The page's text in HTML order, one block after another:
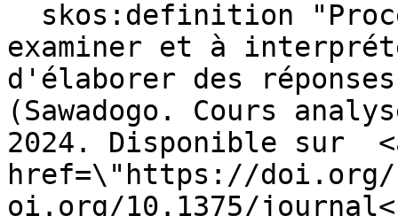
examiner et à
d'élaborer des
(Sawadogo. Cours
2024. Disponible sur
href=\"https://
oi.org/10.1375/